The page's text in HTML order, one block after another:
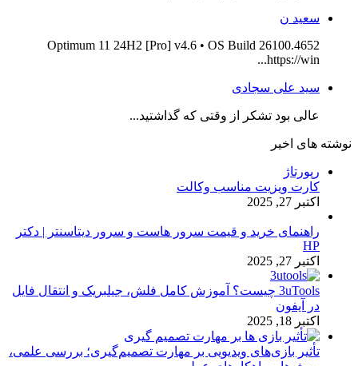
سعید ن
Optimum 11 24H2 [Pro] v4.6 • OS Build 26100.4652
https://win...
سید علی سجادی
عالی بود تشکر از وقتی که گذاشتید...
نوشته های اخیر
رپورتاژ
کارت ویزیت مناسب وکالت
اکتبر 27, 2025
راهنمای خرید و قیمت سرور هاست و سرور دیتاسنتر | دکتر
HP
اکتبر 27, 2025
3uTools چیست؟ آموزش کامل فلش، جیلبریک و انتقال فایل
در آیفون
اکتبر 18, 2025
تأثیر بازی‌های ویدیویی بر مهارت تصمیم‌گیری؛ بررسی علمی،